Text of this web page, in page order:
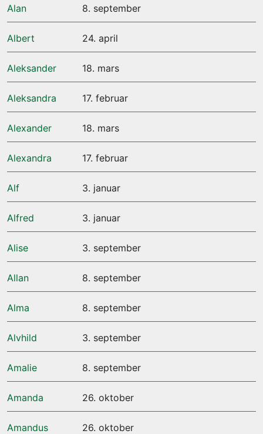
Alan 8. september
Albert 24. april
Aleksander 18. mars
Aleksandra 17. februar
Alexander 18. mars
Alexandra 17. februar
Alf 3. januar
Alfred 3. januar
Alise 3. september
Allan 8. september
Alma 8. september
Alvhild 3. september
Amalie 8. september
Amanda 26. oktober
Amandus 26. oktober